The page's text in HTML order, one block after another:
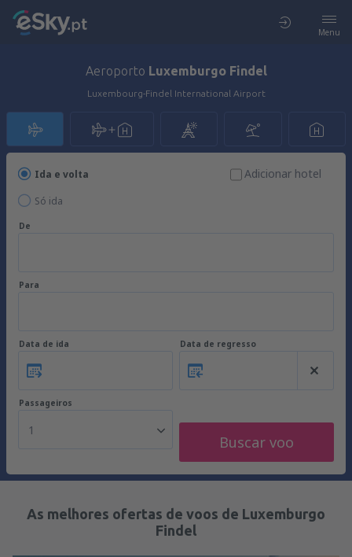
Menu
Aeroporto Luxemburgo Findel
Luxembourg-Findel International Airport
Ida e volta
Só ida
Adicionar hotel
De
Para
Data de ida Data de regresso
Passageiros
1
Buscar voo
As melhores ofertas de voos de Luxemburgo
Findel